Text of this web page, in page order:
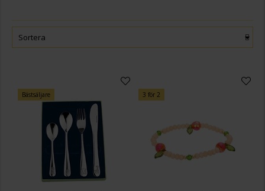
Sortera
Bästsäljare 3 för 2